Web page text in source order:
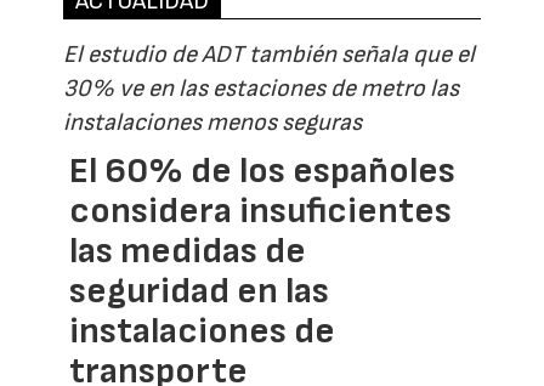
El estudio de ADT también señala que el
30% ve en las estaciones de metro las
instalaciones menos seguras
El 60% de los españoles
considera insuficientes
las medidas de
seguridad en las
instalaciones de
transporte